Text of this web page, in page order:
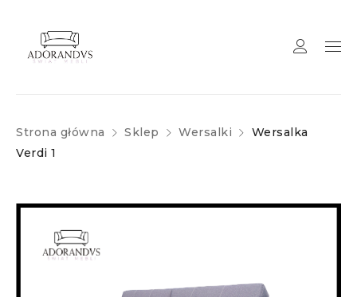
Strona główna Sklep Wersalki
Wersalka
Verdi 1